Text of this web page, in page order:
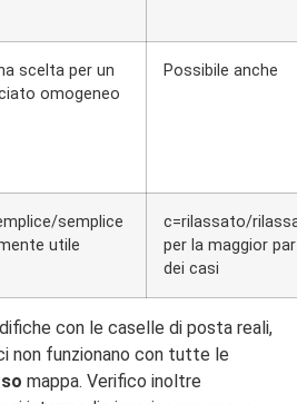
scelta per un
omogeneo
Possibile anche
semplice
utile
c=rilassato/
per la maggior
dei casi
con le caselle di posta reali,
non funzionano con tutte le
mappa. Verifico inoltre